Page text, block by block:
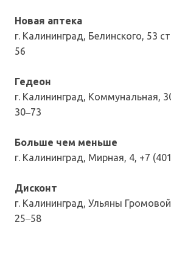
Новая аптека
г. Калининград, Белинского, 53
56
Гедеон
г. Калининград, Коммунальная,
30‒73
Больше чем меньше
г. Калининград, Мирная, 4, +7
Дисконт
г. Калининград, Ульяны
25‒58